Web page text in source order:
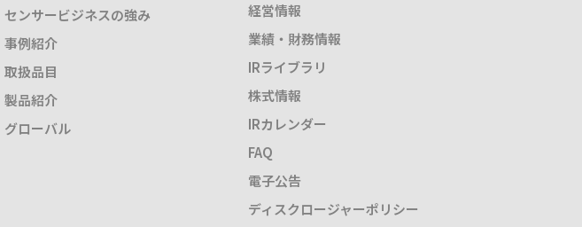
センサービジネスの強み
事例紹介
取扱品目
製品紹介
グローバル
経営情報
業績・財務情報
IRライブラリ
株式情報
IRカレンダー
FAQ
電子公告
ディスクロージャーポリシー